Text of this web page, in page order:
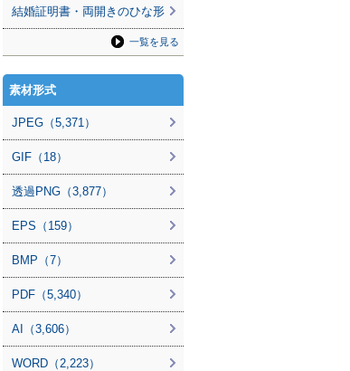
結婚証明書・両開きのひな形
一覧を見る
素材形式
JPEG（5,371）
GIF（18）
透過PNG（3,877）
EPS（159）
BMP（7）
PDF（5,340）
AI（3,606）
WORD（2,223）